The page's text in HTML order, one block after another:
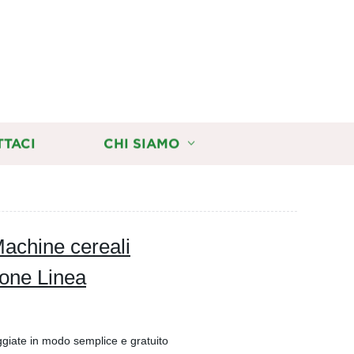
CHI SIAMO
cereali
Linea
in modo semplice e gratuito